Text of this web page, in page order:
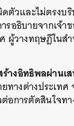
ตัวและไม่ตรงบ
อธิบายจากเจ้
ผู้วางทฤษฎีในส
ร้างอิทธิพลผ่านเ
ยทางต่างประเ
การตัดสินใจท